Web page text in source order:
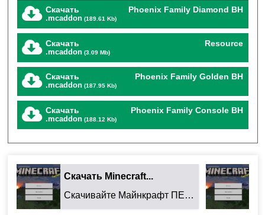
стражам!
🌟Система репутации: каждое
действие имеет вес
Репутация — ключевой элемент мода. Она влияет на:
Подарки от NPC
: алмазы, изумруды, редкие
ресурсы (при 80+ очках).
Скачать
.mcaddon (189.61 Kb)
Phoenix Family Diamond BH
Скачать
.mcaddon (3.09 Mb)
Resource
Скачать
.mcaddon (187.95 Kb)
Phoenix Family Golden BH
Скачать
.mcaddon (188.12 Kb)
Phoenix Family Console BH
Скачать Minecraft...
Скачивайте Майнкрафт ПЕ 26.32.02 для Android: ...